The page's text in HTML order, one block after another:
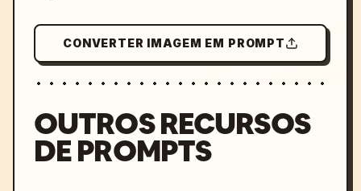
CONVERTER IMAGEM EM PROMPT
OUTROS RECURSOS
DE PROMPTS